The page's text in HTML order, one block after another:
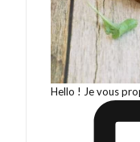
Hello ! Je vous